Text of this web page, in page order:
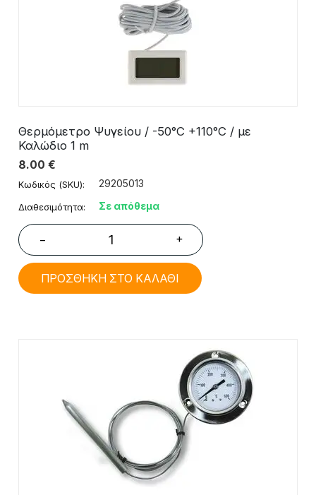
Θερμόμετρο Ψυγείου / -50°C +110°C / με
Καλώδιο 1 m
8.00 €
Κωδικός (SKU): 29205013
Διαθεσιμότητα: Σε απόθεμα
− +
ΠΡΟΣΘΗΚΗ ΣΤΟ ΚΑΛΑΘΙ